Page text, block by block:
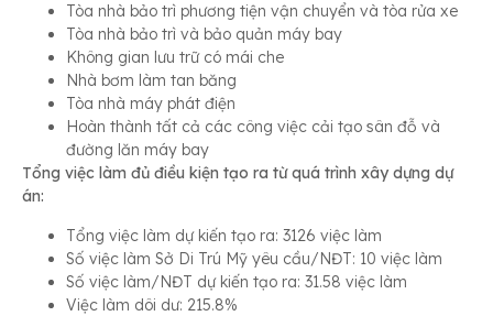
Tòa nhà bảo trì phương tiện vận chuyển và tòa rửa xe
Tòa nhà bảo trì và bảo quản máy bay
Không gian lưu trữ có mái che
Nhà bơm làm tan băng
Tòa nhà máy phát điện
Hoàn thành tất cả các công việc cải tạo sân đỗ và
đường lăn máy bay
Tổng việc làm đủ điều kiện tạo ra từ quá trình xây dựng dự
án:
Tổng việc làm dự kiến tạo ra: 3126 việc làm
Số việc làm Sở Di Trú Mỹ yêu cầu/NĐT: 10 việc làm
Số việc làm/NĐT dự kiến tạo ra: 31.58 việc làm
Việc làm dôi dư: 215.8%